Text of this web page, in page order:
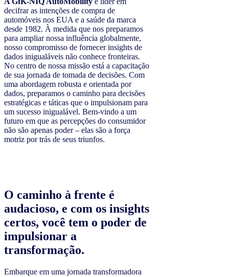
decifrar as intenções de compra de
automóveis nos EUA e a saúde da marca
desde 1982. À medida que nos preparamos
para ampliar nossa influência globalmente,
nosso compromisso de fornecer insights de
dados inigualáveis não conhece fronteiras.
No centro de nossa missão está a capacitação
de sua jornada de tomada de decisões. Com
uma abordagem robusta e orientada por
dados, preparamos o caminho para decisões
estratégicas e táticas que o impulsionam para
um sucesso inigualável. Bem-vindo a um
futuro em que as percepções do consumidor
não são apenas poder – elas são a força
motriz por trás de seus triunfos.
O caminho à frente é
audacioso, e com os insights
certos, você tem o poder de
impulsionar a
transformação.
Embarque em uma jornada transformadora